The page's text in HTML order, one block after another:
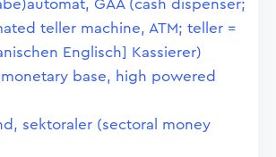
GAA (cash dispenser;
teller machine, ATM; teller =
Englisch] Kassierer)
base, high powered
sektoraler (sectoral money